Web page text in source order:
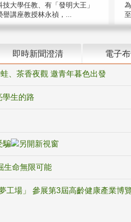
技大學任教、有「發明大王」
譽講座教授林永禎，...
即時新聞澄清 電子
、茶香夜觀 邀青年暮色出發
學生的路
騙
生命無限可能
工場」 參展第3屆高齡健康產業博